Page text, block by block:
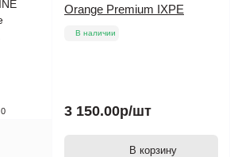
0
Orange Premium IXPE
В наличии
3 150.00р/шт
В корзину